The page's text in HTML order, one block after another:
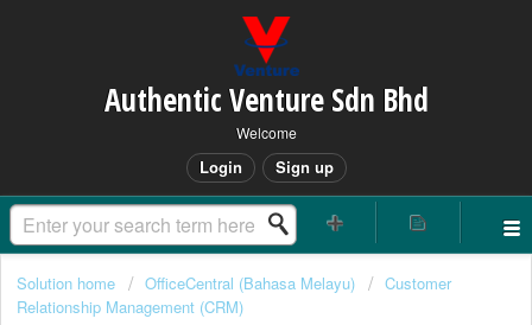
Authentic Venture Sdn Bhd
Welcome
Login Sign up
Solution home OfficeCentral (Bahasa Melayu)
Customer
Relationship Management (CRM)